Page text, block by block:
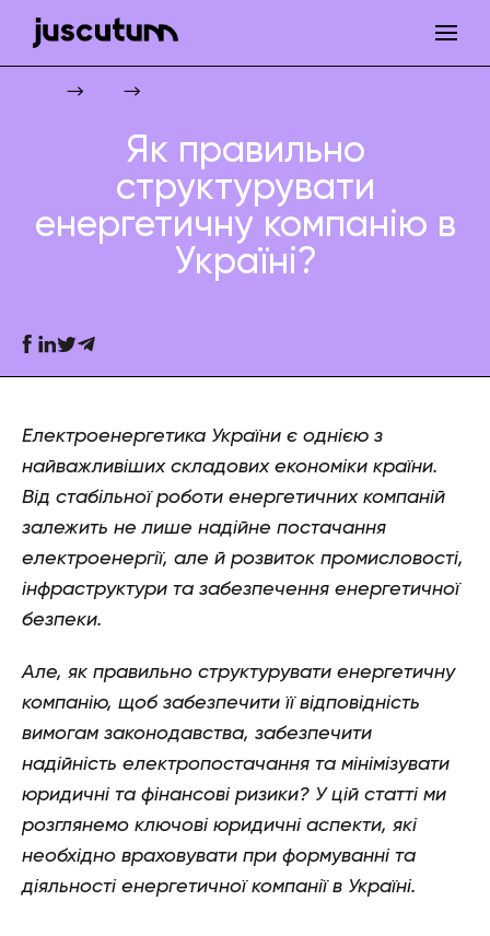
Як правильно
структурувати
енергетичну компанію в
Україні?
Електроенергетика України є однією з
найважливіших складових економіки країни.
Від стабільної роботи енергетичних компаній
залежить не лише надійне постачання
електроенергії, але й розвиток промисловості,
інфраструктури та забезпечення енергетичної
безпеки.
Але, як правильно структурувати енергетичну
компанію, щоб забезпечити її відповідність
вимогам законодавства, забезпечити
надійність електропостачання та мінімізувати
юридичні та фінансові ризики? У цій статті ми
розглянемо ключові юридичні аспекти, які
необхідно враховувати при формуванні та
діяльності енергетичної компанії в Україні.